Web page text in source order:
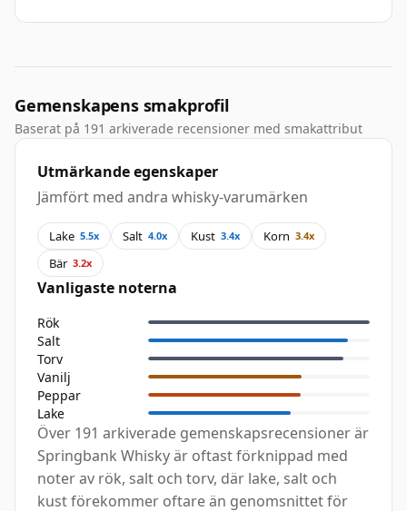
Gemenskapens smakprofil
Baserat på 191 arkiverade recensioner med smakattribut
Utmärkande egenskaper
Jämfört med andra whisky-varumärken
Lake 5.5x Salt 4.0x Kust 3.4x Korn 3.4x
Bär 3.2x
Vanligaste noterna
Rök
Salt
Torv
Vanilj
Peppar
Lake
Över 191 arkiverade gemenskapsrecensioner är
Springbank Whisky är oftast förknippad med
noter av rök, salt och torv, där lake, salt och
kust förekommer oftare än genomsnittet för